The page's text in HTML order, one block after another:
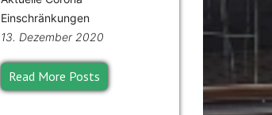
Einschränkungen
13. Dezember 2020
Read More Posts